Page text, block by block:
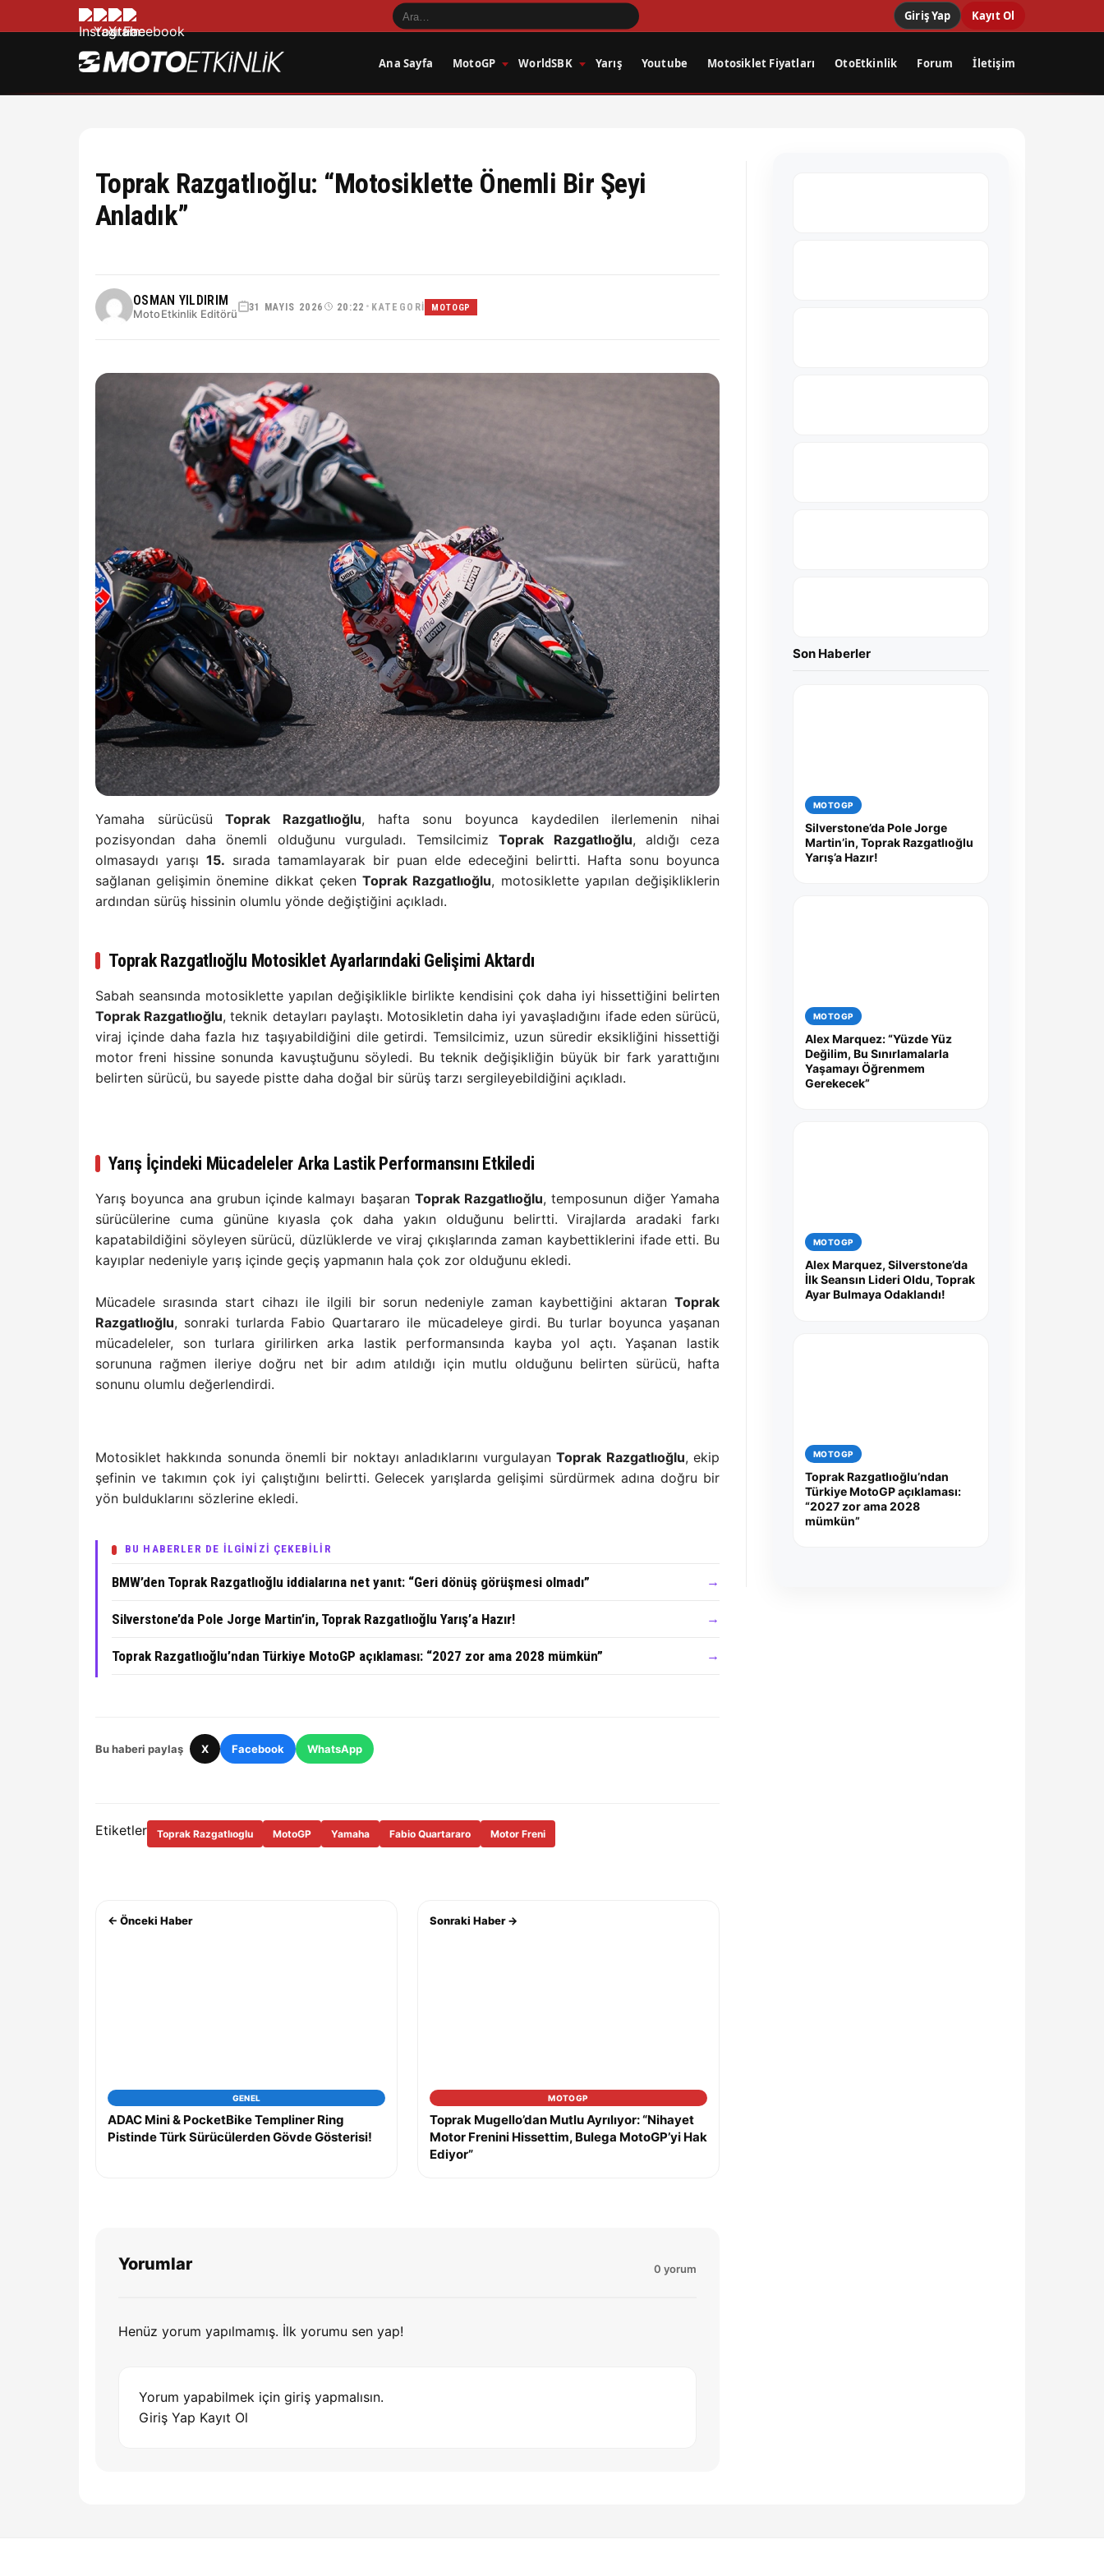
Giriş Yap Kayıt Ol
Ana Sayfa MotoGP WorldSBK Yarış Youtube Motosiklet Fiyatları OtoEtkinlik Forum İletişim
Toprak Razgatlıoğlu: “Motosiklette Önemli Bir Şeyi
Anladık”
OSMAN YILDIRIM
MotoEtkinlik Editörü
31 MAYIS 2026 20:22 • KATEGORI MOTOGP
Yamaha sürücüsüToprak Razgatlıoğlu, hafta sonu boyunca kaydedilen ilerlemenin nihai
pozisyondan daha önemli olduğunu vurguladı. TemsilcimizToprak Razgatlıoğlu, aldığı ceza
olmasaydı yarışı 15. sırada tamamlayarak bir puan elde edeceğini belirtti. Hafta sonu boyunca
sağlanan gelişimin önemine dikkat çekenToprak Razgatlıoğlu, motosiklette yapılan değişikliklerin
ardından sürüş hissinin olumlu yönde değiştiğini açıkladı.
Toprak Razgatlıoğlu Motosiklet Ayarlarındaki Gelişimi Aktardı
Sabah seansında motosiklette yapılan değişiklikle birlikte kendisini çok daha iyi hissettiğini belirten
Toprak Razgatlıoğlu, teknik detayları paylaştı. Motosikletin daha iyi yavaşladığını ifade eden sürücü,
viraj içinde daha fazla hız taşıyabildiğini dile getirdi. Temsilcimiz, uzun süredir eksikliğini hissettiği
motor freni hissine sonunda kavuştuğunu söyledi. Bu teknik değişikliğin büyük bir fark yarattığını
belirten sürücü, bu sayede pistte daha doğal bir sürüş tarzı sergileyebildiğini açıkladı.
Yarış İçindeki Mücadeleler Arka Lastik Performansını Etkiledi
Yarış boyunca ana grubun içinde kalmayı başaran Toprak Razgatlıoğlu, temposunun diğer Yamaha
sürücülerine cuma gününe kıyasla çok daha yakın olduğunu belirtti. Virajlarda aradaki farkı
kapatabildiğini söyleyen sürücü, düzlüklerde ve viraj çıkışlarında zaman kaybettiklerini ifade etti. Bu
kayıplar nedeniyle yarış içinde geçiş yapmanın hala çok zor olduğunu ekledi.
Mücadele sırasında start cihazı ile ilgili bir sorun nedeniyle zaman kaybettiğini aktaran Toprak
Razgatlıoğlu, sonraki turlarda Fabio Quartararo ile mücadeleye girdi. Bu turlar boyunca yaşanan
mücadeleler, son turlara girilirken arka lastik performansında kayba yol açtı. Yaşanan lastik
sorununa rağmen ileriye doğru net bir adım atıldığı için mutlu olduğunu belirten sürücü, hafta
sonunu olumlu değerlendirdi.
Motosiklet hakkında sonunda önemli bir noktayı anladıklarını vurgulayanToprak Razgatlıoğlu, ekip
şefinin ve takımın çok iyi çalıştığını belirtti. Gelecek yarışlarda gelişimi sürdürmek adına doğru bir
yön bulduklarını sözlerine ekledi.
BU HABERLER DE İLGİNİZİ ÇEKEBİLİR
BMW’den Toprak Razgatlıoğlu iddialarına net yanıt: “Geri dönüş görüşmesi olmadı” →
Silverstone’da Pole Jorge Martin’in, Toprak Razgatlıoğlu Yarış’a Hazır! →
Toprak Razgatlıoğlu’ndan Türkiye MotoGP açıklaması: “2027 zor ama 2028 mümkün” →
Bu haberi paylaş X Facebook WhatsApp
Etiketler Toprak Razgatlıoglu MotoGP Yamaha Fabio Quartararo Motor Freni
← Önceki Haber
GENEL
ADAC Mini & PocketBike Templiner Ring
Pistinde Türk Sürücülerden Gövde Gösterisi!
Sonraki Haber →
MOTOGP
Toprak Mugello’dan Mutlu Ayrılıyor: “Nihayet
Motor Frenini Hissettim, Bulega MotoGP’yi Hak
Ediyor”
Yorumlar 0 yorum
Henüz yorum yapılmamış. İlk yorumu sen yap!
Yorum yapabilmek için giriş yapmalısın.
Giriş Yap Kayıt Ol
Son Haberler
MOTOGP
Silverstone’da Pole Jorge
Martin’in, Toprak Razgatlıoğlu
Yarış’a Hazır!
MOTOGP
Alex Marquez: “Yüzde Yüz
Değilim, Bu Sınırlamalarla
Yaşamayı Öğrenmem
Gerekecek”
MOTOGP
Alex Marquez, Silverstone’da
İlk Seansın Lideri Oldu, Toprak
Ayar Bulmaya Odaklandı!
MOTOGP
Toprak Razgatlıoğlu’ndan
Türkiye MotoGP açıklaması:
“2027 zor ama 2028
mümkün”